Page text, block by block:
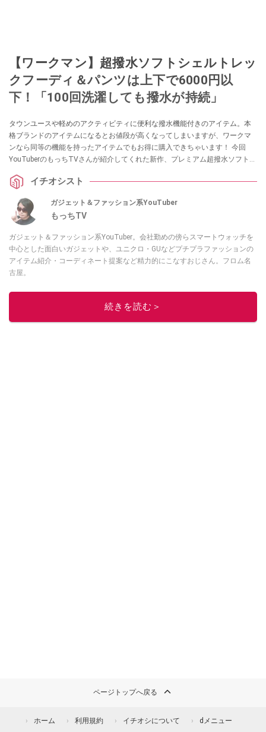
【ワークマン】超撥水ソフトシェルトレッ
クフーディ＆パンツは上下で6000円以
下！「100回洗濯しても撥水が持続」
タウンユースや軽めのアクティビティに便利な撥水機能付きのアイテム。本
格ブランドのアイテムになるとお値段が高くなってしまいますが、ワークマ
ンなら同等の機能を持ったアイテムでもお得に購入できちゃいます！ 今回
YouTuberのもっちTVさんが紹介してくれた新作、プレミアム超撥水ソフトシ
ムなんだとか。ぜひチェックしてみてください。
イチオシスト
ガジェット＆ファッション系YouTuber
もっちTV
ガジェット＆ファッション系YouTuber。会社勤めの傍らスマートウォッチを
中心とした面白いガジェットや、ユニクロ・GUなどプチプラファッションの
アイテム紹介・コーディネート提案など精力的にこなすおじさん。フロム名
古屋。
このイチオシストの他の記事を読む
続きを読む＞
ページトップへ戻る
ホーム 利用規約 イチオシについて dメニュー